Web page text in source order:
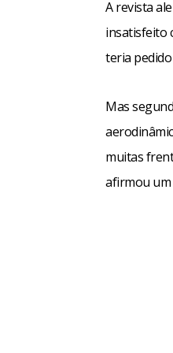
A revista
insatisfeito
teria
Mas
muitas
afirmou um